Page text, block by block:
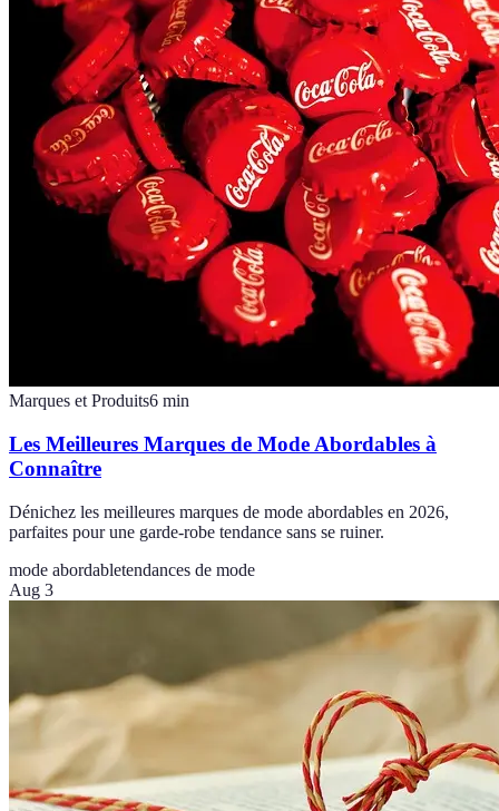
Marques et Produits6 min
Les Meilleures Marques de Mode Abordables à
Connaître
Dénichez les meilleures marques de mode abordables en 2026,
parfaites pour une garde-robe tendance sans se ruiner.
mode abordabletendances de mode
Aug 3